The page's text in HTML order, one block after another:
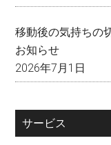
移動後の気持ちの
お知らせ
2026年7月1日
サービス